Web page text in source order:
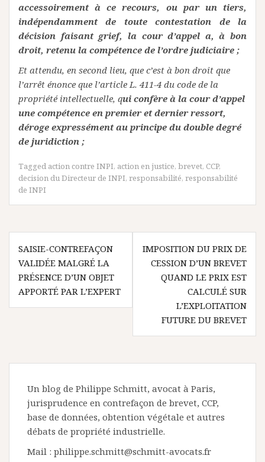
accessoirement à ce recours, ou par un tiers,
indépendamment de toute contestation de la
décision faisant grief, la cour d’appel a, à bon
droit, retenu la compétence de l’ordre judiciaire ;
Et attendu, en second lieu, que c’est à bon droit que
l’arrêt énonce que l’article L. 411-4 du code de la
propriété intellectuelle, qui confère à la cour d’appel
une compétence en premier et dernier ressort,
déroge expressément au principe du double degré
de juridiction ;
Tagged action contre INPI, action en justice, brevet, CCP,
decision du Directeur de INPI, responsabilité, responsabilité
de INPI
Navigation
de
l’article
SAISIE-CONTREFAÇON
VALIDÉE MALGRÉ LA
PRÉSENCE D’UN OBJET
APPORTÉ PAR L’EXPERT
IMPOSITION DU PRIX DE
CESSION D’UN BREVET
QUAND LE PRIX EST
CALCULÉ SUR
L’EXPLOITATION
FUTURE DU BREVET
Un blog de Philippe Schmitt, avocat à Paris,
jurisprudence en contrefaçon de brevet, CCP,
base de données, obtention végétale et autres
débats de propriété industrielle.
Mail : philippe.schmitt@schmitt-avocats.fr